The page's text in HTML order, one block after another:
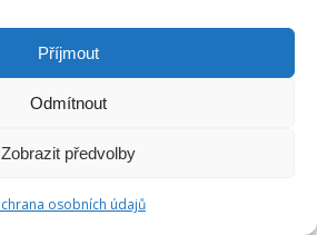
Příjmout
Odmítnout
Zobrazit předvolby
osobních údajů